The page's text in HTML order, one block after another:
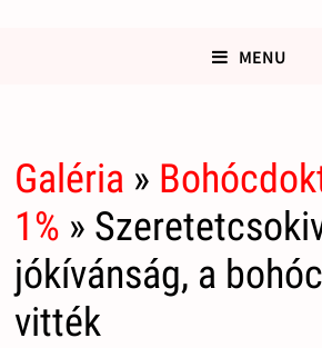
MENU
Galéria »
1% »
jókívánság, a
vitték